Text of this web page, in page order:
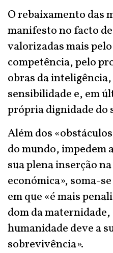
O rebaixamento das
manifesto no facto
valorizadas mais
competência, pelo
obras da
sensibilidade e, em
própria dignidade do
Além dos
do mundo, impedem
sua plena inserção
económica», soma-
em que «é mais
dom da
humanidade deve a
sobrevivência».